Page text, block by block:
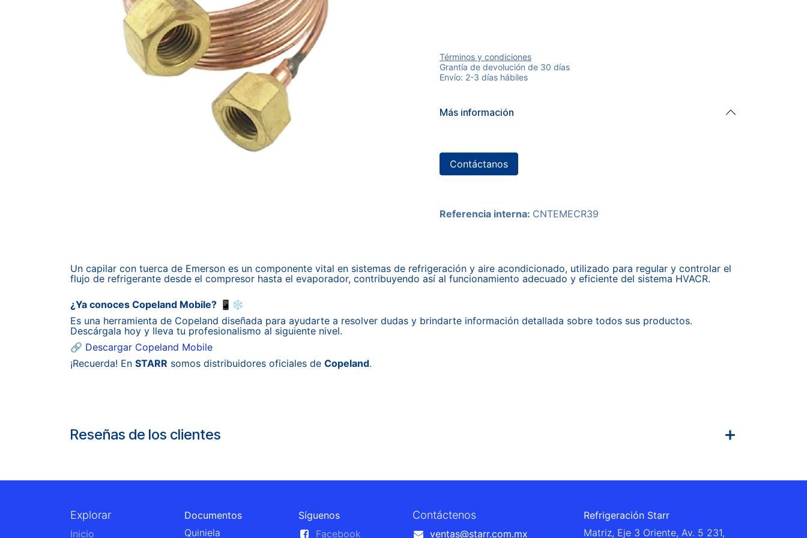
Términos y condiciones
Grantía de devolución de 30 días
Envío: 2-3 días hábiles
Más información
Contáctanos
Referencia interna: CNTEMECR39
Un capilar con tuerca de Emerson es un componente vital en sistemas de refrigeración y aire acondicionado, utilizado para regular y controlar el
flujo de refrigerante desde el compresor hasta el evaporador, contribuyendo así al funcionamiento adecuado y eficiente del sistema HVACR.
¿Ya conoces Copeland Mobile? 📱❄️
Es una herramienta de Copeland diseñada para ayudarte a resolver dudas y brindarte información detallada sobre todos sus productos.
Descárgala hoy y lleva tu profesionalismo al siguiente nivel.
🔗 Descargar Copeland Mobile
¡Recuerda! En STARR somos distribuidores oficiales de Copeland.
Reseñas de los clientes
Explorar
Inicio
Documentos
Quiniela
Síguenos
Facebook
Contáctenos
ventas@starr.com.mx
Refrigeración Starr
Matriz, Eje 3 Oriente, Av. 5 231,